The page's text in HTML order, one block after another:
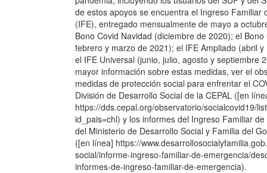
de estos apoyos se encuentra el Ingreso Familiar
(IFE), entregado mensualmente de mayo a
Bono Covid Navidad (diciembre de 2020); el
febrero y marzo de 2021); el IFE Ampliado (abril
el IFE Universal (junio, julio, agosto y septiembre
mayor información sobre estas medidas, ver el
medidas de protección social para enfrentar el
División de Desarrollo Social de la CEPAL ([en
https://dds.cepal.org/observatorio/socialcovid19/
id_pais=chl) y los informes del Ingreso Familiar
del Ministerio de Desarrollo Social y Familia del
([en línea] https://
social/informe-ingreso-familiar-de-emergencia/
informes-de-ingreso-familiar-de-emergencia).